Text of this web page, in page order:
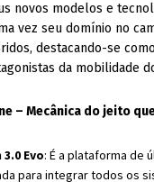
novos modelos e
vez seu domínio no
destacando-se
da mobilidade
– Mecânica do jeito
Evo: É a plataforma de
para integrar todos os